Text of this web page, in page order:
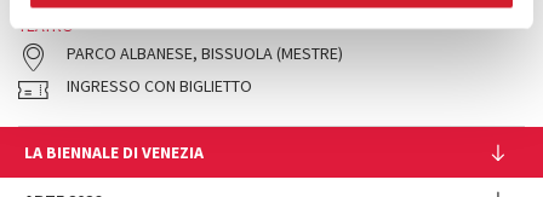
TEATRO
PARCO ALBANESE, BISSUOLA (MESTRE)
INGRESSO CON BIGLIETTO
LA BIENNALE DI VENEZIA